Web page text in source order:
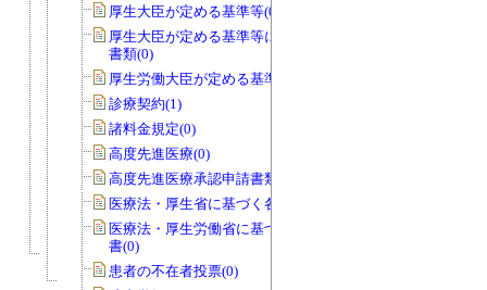
厚生大臣が定める基準等(0)
厚生大臣が定める基準等に関する申請
書類(0)
厚生労働大臣が定める基準等(0)
診療契約(1)
諸料金規定(0)
高度先進医療(0)
高度先進医療承認申請書類(0)
医療法・厚生省に基づく各種報告書(0)
医療法・厚生労働省に基づく各種報告
書(0)
患者の不在者投票(0)